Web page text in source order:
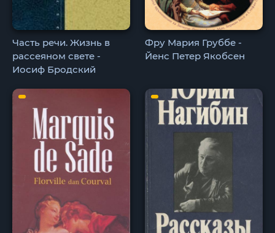
Часть речи. Жизнь в
рассеяном свете -
Иосиф Бродский
Фру Мария Груббе -
Йенс Петер Якобсен